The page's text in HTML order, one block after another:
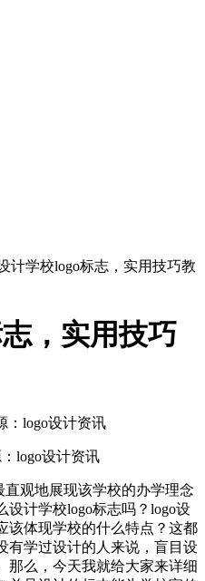
计学校logo标志，实用技巧教
，实用技巧
：logo设计资讯
logo设计资讯
观地展现该学校的办学理念
设计学校logo标志吗？logo设
该体现学校的什么特点？这都
有学过设计的人来说，盲目设
那么，今天我就给大家来详细